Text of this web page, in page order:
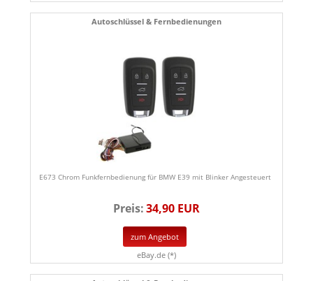
Autoschlüssel & Fernbedienungen
E673 Chrom Funkfernbedienung für BMW E39 mit Blinker Angesteuert
Preis:34,90 EUR
zum Angebot
eBay.de (*)